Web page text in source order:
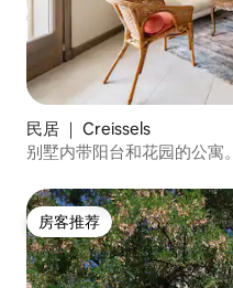
民居 ｜ Creissels
别墅内带阳台和花园的公寓。
房客推荐
房客推荐